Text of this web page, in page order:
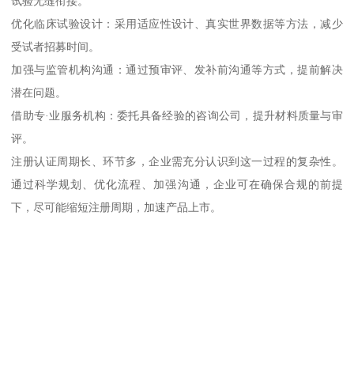
优化临床试验设计：采用适应性设计、真实世界数据等方法，减少
受试者招募时间。
加强与监管机构沟通：通过预审评、发补前沟通等方式，提前解决
潜在问题。
借助专·业服务机构：委托具备经验的咨询公司，提升材料质量与审
评。
注册认证周期长、环节多，企业需充分认识到这一过程的复杂性。
通过科学规划、优化流程、加强沟通，企业可在确保合规的前提
下，尽可能缩短注册周期，加速产品上市。